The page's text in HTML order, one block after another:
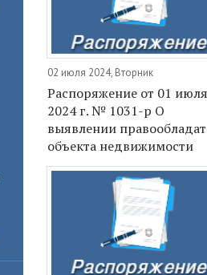
02 июля 2024, Вторник
Распоряжение от 01 июля
2024 г. № 1031-р О
выявлении
объекта недвижимости